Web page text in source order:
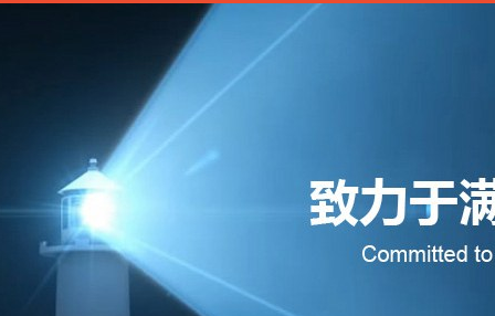
联系我们